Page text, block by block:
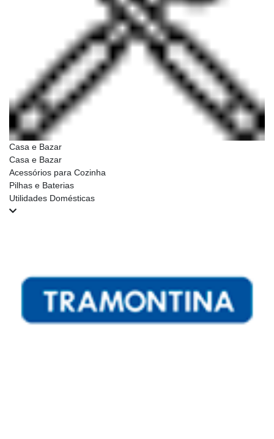
Casa e Bazar
Casa e Bazar
Acessórios para Cozinha
Pilhas e Baterias
Utilidades Domésticas